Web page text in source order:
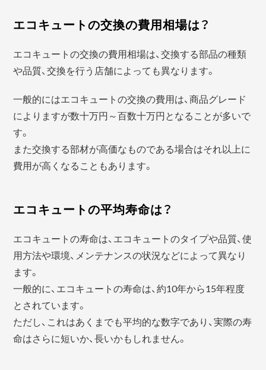
エコキュートの交換の費用相場は？
エコキュートの交換の費用相場は、交換する部品の種類
や品質、交換を行う店舗によっても異なります。
一般的にはエコキュートの交換の費用は、商品グレード
によりますが数十万円～百数十万円となることが多いで
す。
また交換する部材が高価なものである場合はそれ以上に
費用が高くなることもあります。
エコキュートの平均寿命は？
エコキュートの寿命は、エコキュートのタイプや品質、使
用方法や環境、メンテナンスの状況などによって異なり
ます。
一般的に、エコキュートの寿命は、約10年から15年程度
とされています。
ただし、これはあくまでも平均的な数字であり、実際の寿
命はさらに短いか、長いかもしれません。